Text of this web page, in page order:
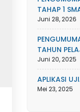
TAHAP 1
Juni 28, 2026
TAHUN
Juni 20, 2025
APLIKASI
Mei 23, 2025